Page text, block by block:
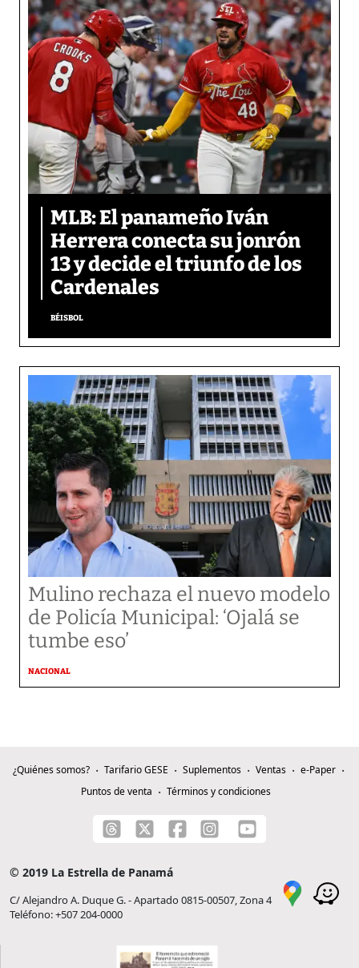
MLB: El panameño Iván
Herrera conecta su jonrón
13 y decide el triunfo de los
Cardenales
BÉISBOL
Mulino rechaza el nuevo modelo
de Policía Municipal: ‘Ojalá se
tumbe eso’
NACIONAL
¿Quiénes somos? Tarifario GESE Suplementos Ventas
e-Paper
Puntos de venta
Términos y condiciones
© 2019 La Estrella de Panamá
C/ Alejandro A. Duque G. - Apartado 0815-00507, Zona 4
Teléfono: +507 204-0000